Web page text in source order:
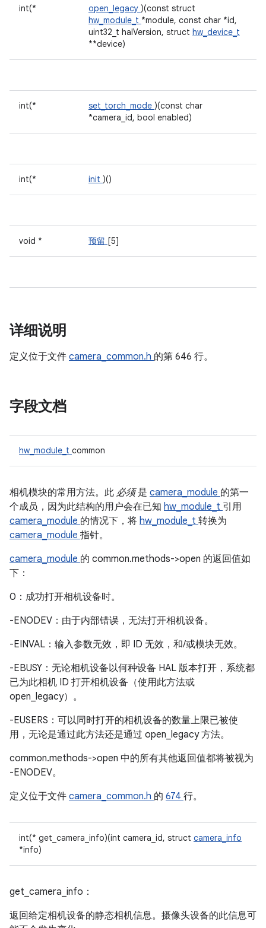
int(* open_legacy )(const struct
hw_module_t *module, const char *id,
uint32_t halVersion, struct hw_device_t
**device)
int(* set_torch_mode )(const char
*camera_id, bool enabled)
int(* init )()
void * 预留 [5]
详细说明
定义位于文件 camera_common.h 的第 646 行。
字段文档
hw_module_t common
相机模块的常用方法。此 必须是 camera_module 的第一
个成员，因为此结构的用户会在已知 hw_module_t 引用
camera_module 的情况下，将 hw_module_t 转换为
camera_module 指针。
camera_module 的 common.methods->open 的返回值如
下：
0：成功打开相机设备时。
-ENODEV：由于内部错误，无法打开相机设备。
-EINVAL：输入参数无效，即 ID 无效，和/或模块无效。
-EBUSY：无论相机设备以何种设备 HAL 版本打开，系统都
已为此相机 ID 打开相机设备（使用此方法或
open_legacy）。
-EUSERS：可以同时打开的相机设备的数量上限已被使
用，无论是通过此方法还是通过 open_legacy 方法。
common.methods->open 中的所有其他返回值都将被视为
-ENODEV。
定义位于文件 camera_common.h 的 674 行。
int(* get_camera_info)(int camera_id, struct camera_info
*info)
get_camera_info：
返回给定相机设备的静态相机信息。摄像头设备的此信息可